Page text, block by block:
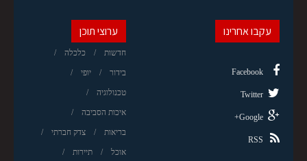
ערוצי תוכן
חדשות כלכלה
בידור יופי
טכנולוגיה
איכות הסביבה
בריאות צדק חברתי
אוכל תיירות
עקבו אחרינו
Facebook
Twitter
Google+
RSS